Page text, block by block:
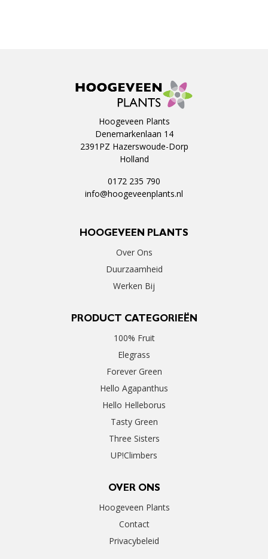
Hoogeveen Plants
Denemarkenlaan 14
2391PZ Hazerswoude-Dorp
Holland
0172 235 790
info@hoogeveenplants.nl
HOOGEVEEN PLANTS
Over Ons
Duurzaamheid
Werken Bij
PRODUCT CATEGORIEËN
100% Fruit
Elegrass
Forever Green
Hello Agapanthus
Hello Helleborus
Tasty Green
Three Sisters
UP!Climbers
OVER ONS
Hoogeveen Plants
Contact
Privacybeleid